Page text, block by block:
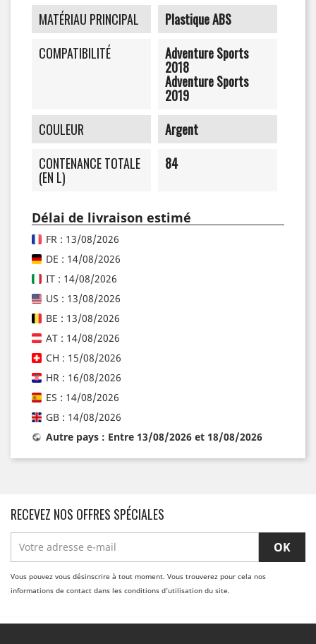
MATÉRIAU PRINCIPAL
Plastique ABS
COMPATIBILITÉ
Adventure Sports
2018
Adventure Sports
2019
COULEUR
Argent
CONTENANCE TOTALE
(EN L)
84
Délai de livraison estimé
FR : 13/08/2026
DE : 14/08/2026
IT : 14/08/2026
US : 13/08/2026
BE : 13/08/2026
AT : 14/08/2026
CH : 15/08/2026
HR : 16/08/2026
ES : 14/08/2026
GB : 14/08/2026
Autre pays : Entre 13/08/2026 et 18/08/2026
RECEVEZ NOS OFFRES SPÉCIALES
Vous pouvez vous désinscrire à tout moment. Vous trouverez pour cela nos
informations de contact dans les conditions d'utilisation du site.